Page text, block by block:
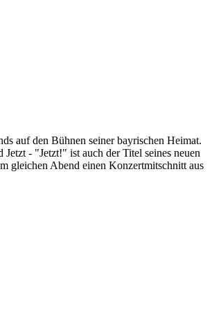
auf den Bühnen seiner bayrischen Heimat.
- "Jetzt!" ist auch der Titel seines neuen
gleichen Abend einen Konzertmitschnitt aus